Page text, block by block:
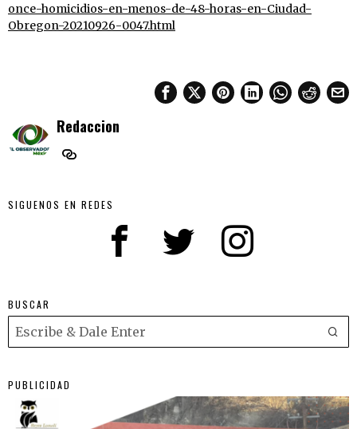
once-homicidios-en-menos-de-48-horas-en-Ciudad-
Obregon-20210926-0047.html
Redaccion
SIGUENOS EN REDES
BUSCAR
PUBLICIDAD